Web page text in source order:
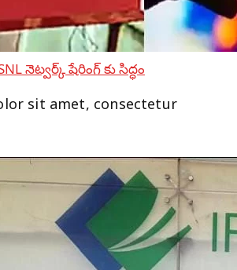
షేరింగ్ కు సిద్ధం
sit amet, consectetur